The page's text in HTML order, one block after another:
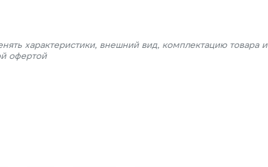
характеристики, внешний вид, комплектацию товара и
офертой